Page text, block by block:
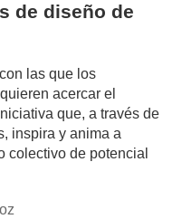
de diseño de
las que los
acercar el
que, a través de
inspira y anima a
colectivo de potencial
author/laura-